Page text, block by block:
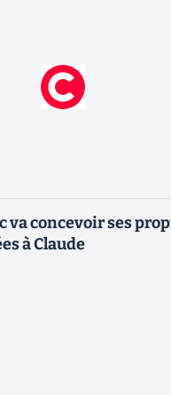
va concevoir ses
à Claude